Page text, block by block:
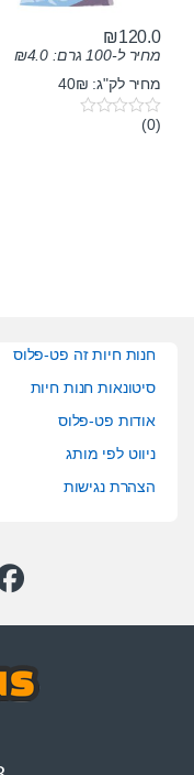
₪120.0
מחיר ל-100 גרם: ₪4.0
מחיר לק"ג: 40₪
0(0)
חנות חיות זה פט-פלוס
סיטונאות חנות חיות
אודות פט-פלוס
ניווט לפי מותג
הצהרת נגישות